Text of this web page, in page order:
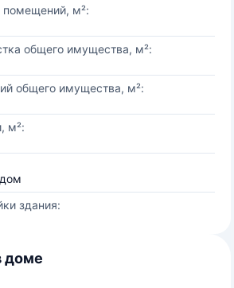
м²:
общего имущества, м²:
общего имущества, м²:
м²:
здания:
доме